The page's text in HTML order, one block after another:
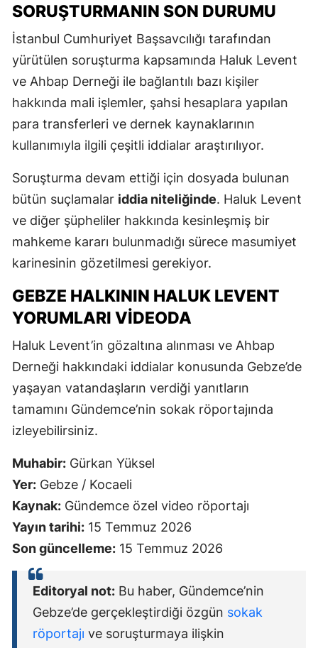
SORUŞTURMANIN SON DURUMU
İstanbul Cumhuriyet Başsavcılığı tarafından
yürütülen soruşturma kapsamında Haluk Levent
ve Ahbap Derneği ile bağlantılı bazı kişiler
hakkında mali işlemler, şahsi hesaplara yapılan
para transferleri ve dernek kaynaklarının
kullanımıyla ilgili çeşitli iddialar araştırılıyor.
Soruşturma devam ettiği için dosyada bulunan
bütün suçlamalar iddia niteliğinde. Haluk Levent
ve diğer şüpheliler hakkında kesinleşmiş bir
mahkeme kararı bulunmadığı sürece masumiyet
karinesinin gözetilmesi gerekiyor.
GEBZE HALKININ HALUK LEVENT
YORUMLARI VIDEODA
Haluk Levent’in gözaltına alınması ve Ahbap
Derneği hakkındaki iddialar konusunda Gebze’de
yaşayan vatandaşların verdiği yanıtların
tamamını Gündemce’nin sokak röportajında
izleyebilirsiniz.
Muhabir: Gürkan Yüksel
Yer: Gebze / Kocaeli
Kaynak: Gündemce özel video röportajı
Yayın tarihi: 15 Temmuz 2026
Son güncelleme: 15 Temmuz 2026
Editoryal not: Bu haber, Gündemce’nin
Gebze’de gerçekleştirdiği özgün sokak
röportajı ve soruşturmaya ilişkin